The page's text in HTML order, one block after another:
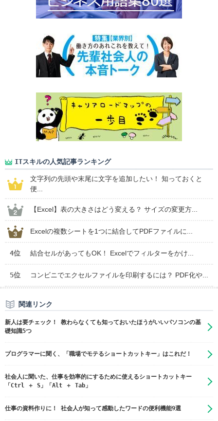
ITスキルの人気記事ランキング
文字列の先頭や末尾に文字を追加したい！ 知っておくと
便...
【Excel】表の大きさはどう変える？ サイズの変更方...
Excelの複数シートを1つに結合してPDFファイルに...
4位 結合セルがあってもOK！ Excelでフィルターをかけ...
5位 コンビニでエクセルファイルを印刷するには？ PDF化や...
関連リンク
新人は要チェック！ 教わらなくても知っておいたほうがいいパソコンの基
礎知識5つ
プログラマーに聞く、「職場でモテるショートカットキー」はこれだ！
社会人に聞いた、仕事を効率的にするために使えるショートカットキー
「Ctrl ＋ S」「Alt ＋ Tab」
​仕事の資料作りに！ 社会人が知って感動したワードの便利機能9選